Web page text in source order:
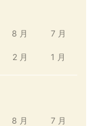
8 月 7 月
2 月 1 月
8 月 7 月